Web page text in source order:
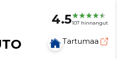
4.5107 hinnangut
Tartumaa